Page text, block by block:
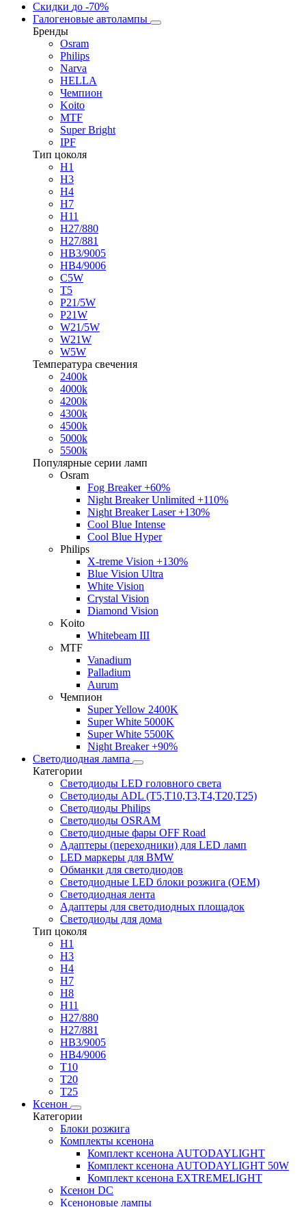
Скидки до -70%
Галогеновые автолампы
Бренды
Osram
Philips
Narva
HELLA
Чемпион
Koito
MTF
Super Bright
IPF
Тип цоколя
H1
H3
H4
H7
H11
H27/880
H27/881
HB3/9005
HB4/9006
C5W
T5
P21/5W
P21W
W21/5W
W21W
W5W
Температура свечения
2400k
4000k
4200k
4300k
4500k
5000k
5500k
Популярные серии ламп
Osram
Fog Breaker +60%
Night Breaker Unlimited +110%
Night Breaker Laser +130%
Cool Blue Intense
Cool Blue Hyper
Philips
X-treme Vision +130%
Blue Vision Ultra
White Vision
Crystal Vision
Diamond Vision
Koito
Whitebeam III
MTF
Vanadium
Palladium
Aurum
Чемпион
Super Yellow 2400K
Super White 5000K
Super White 5500K
Night Breaker +90%
Светодиодная лампа
Категории
Светодиоды LED головного света
Светодиоды ADL (T5,T10,T3,T4,T20,T25)
Светодиоды Philips
Светодиоды OSRAM
Светодиодные фары OFF Road
Адаптеры (переходники) для LED ламп
LED маркеры для BMW
Обманки для светодиодов
Светодиодные LED блоки розжига (OEM)
Светодиодная лента
Адаптеры для светодиодных площадок
Светодиоды для дома
Тип цоколя
H1
H3
H4
H7
H8
H11
H27/880
H27/881
HB3/9005
HB4/9006
T10
T20
T25
Ксенон
Категории
Блоки розжига
Комплекты ксенона
Комплект ксенона AUTODAYLIGHT
Комплект ксенона AUTODAYLIGHT 50W
Комплект ксенона EXTREMELIGHT
Ксенон DC
Ксеноновые лампы